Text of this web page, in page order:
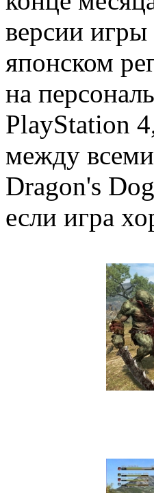
версии игры
японском
на
PlayStation
между
Dragon's
если игра